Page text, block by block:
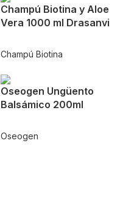
Champú Biotina y Aloe
Vera 1000 ml Drasanvi
Champú Biotina
Oseogen Ungüento
Balsámico 200ml
Oseogen